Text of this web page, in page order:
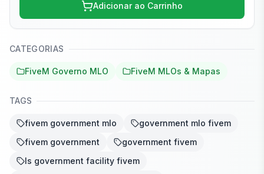
Adicionar ao Carrinho
CATEGORIAS
FiveM Governo MLO FiveM MLOs & Mapas
TAGS
fivem government mlo
government mlo fivem
fivem government
government fivem
ls government facility fivem